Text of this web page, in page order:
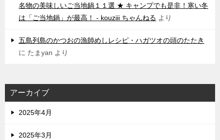
名物の美味しいご当地鍋１１選 ★ キャンプでも是非！寒い冬
は「ご当地鍋」が最高！ - kouziii ちゃんねる より
五島列島のかつおの漁師めしレシピ・ハガツオの頭のたたき
に たまyan より
アーカイブ
2025年4月
2025年3月